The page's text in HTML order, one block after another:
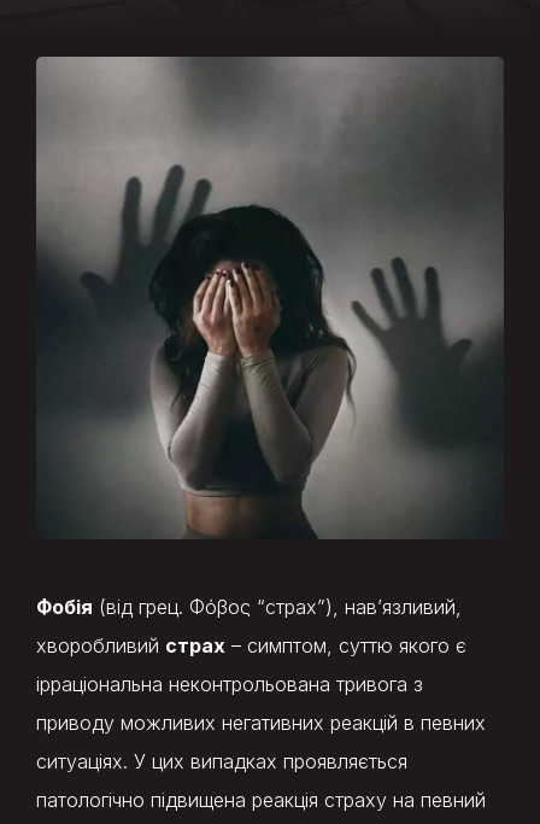
Фобія (від грец. Φόβος “страх”), нав’язливий,
хворобливий страх – симптом, суттю якого є
ірраціональна неконтрольована тривога з
приводу можливих негативних реакцій в певних
ситуаціях. У цих випадках проявляється
патологічно підвищена реакція страху на певний